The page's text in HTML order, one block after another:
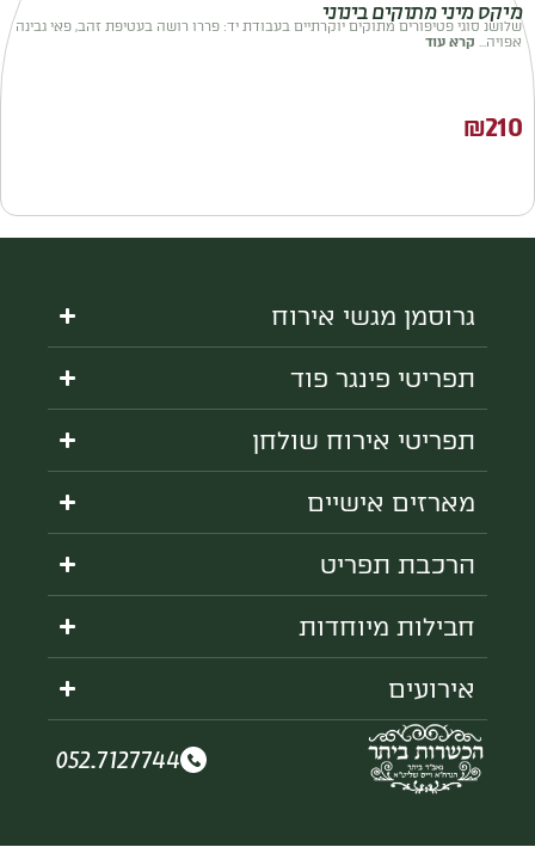
מיקס מיני מתוקים בינוני
שלושנ סוגי פטיפורים מתוקים יוקרתיים בעבודת יד: פררו רושה בעטיפת זהב, פאי גבינה
אפויה... קרא עוד
₪210
גרוסמן מגשי אירוח
תפריטי פינגר פוד
תפריטי אירוח שולחן
מארזים אישיים
הרכבת תפריט
חבילות מיוחדות
אירועים
052.7127744